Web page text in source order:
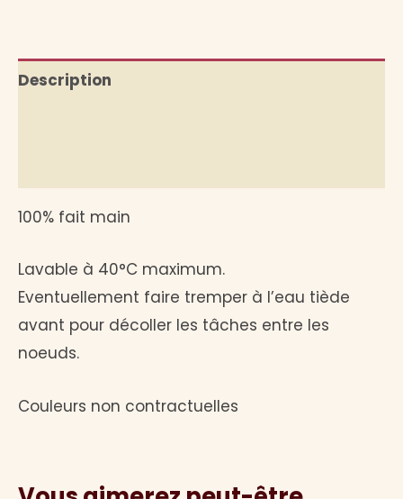
Description
100% fait main
Lavable à 40°C maximum.
Eventuellement faire tremper à l’eau tiède
avant pour décoller les tâches entre les
noeuds.
Couleurs non contractuelles